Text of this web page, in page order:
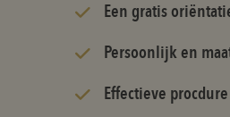
Een gratis
Persoonlijk en
Effectieve